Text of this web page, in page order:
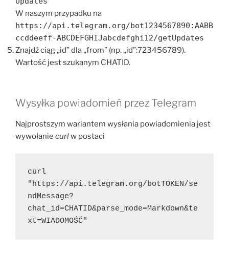
W naszym przypadku na
https://api.telegram.org/bot1234567890:AABB
ccddeeff-ABCDEFGHIJabcdefghi12/getUpdates
Znajdź ciąg „id” dla „from” (np. „id”:723456789).
Wartość jest szukanym CHATID.
Wysyłka powiadomień przez Telegram
Najprostszym wariantem wysłania powiadomienia jest
wywołanie curlw postaci
curl
"https://api.telegram.org/botTOKEN/se
ndMessage?
chat_id=CHATID&parse_mode=Markdown&te
xt=WIADOMOŚĆ"